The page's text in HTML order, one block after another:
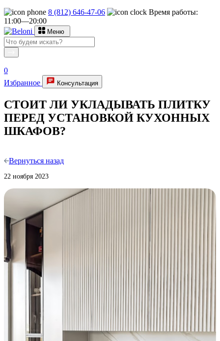
8 (812) 646-47-06
Время работы:
11:00—20:00
Меню
0
Избранное
Консультация
СТОИТ ЛИ УКЛАДЫВАТЬ ПЛИТКУ
ПЕРЕД УСТАНОВКОЙ КУХОННЫХ
ШКАФОВ?
Вернуться назад
22 ноября 2023